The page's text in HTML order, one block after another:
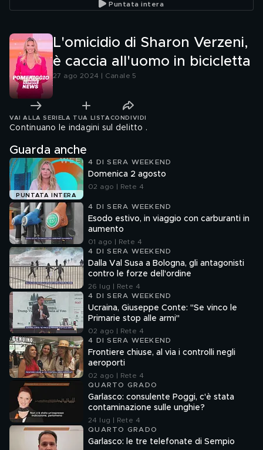
Puntata intera
L'omicidio di Sharon Verzeni,
è caccia all'uomo in bicicletta
27 ago 2024 | Canale 5
VAI ALLA SERIE LA TUA LISTA CONDIVIDI
Continuano le indagini sul delitto .
Guarda anche
PUNTATA INTERA
4 DI SERA WEEKEND
Domenica 2 agosto
02 ago | Rete 4
4 DI SERA WEEKEND
Esodo estivo, in viaggio con carburanti in
aumento
01 ago | Rete 4
4 DI SERA WEEKEND
Dalla Val Susa a Bologna, gli antagonisti
contro le forze dell'ordine
26 lug | Rete 4
4 DI SERA WEEKEND
Ucraina, Giuseppe Conte: "Se vinco le
Primarie stop alle armi"
02 ago | Rete 4
4 DI SERA WEEKEND
Frontiere chiuse, al via i controlli negli
aeroporti
02 ago | Rete 4
QUARTO GRADO
Garlasco: consulente Poggi, c'è stata
contaminazione sulle unghie?
24 lug | Rete 4
QUARTO GRADO
Garlasco: le tre telefonate di Sempio